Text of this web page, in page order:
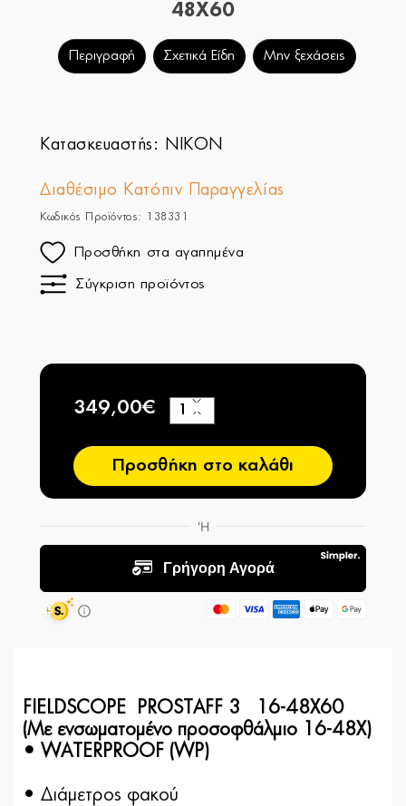
48X60
Περιγραφή Σχετικά Είδη Μην ξεχάσεις
Κατασκευαστής: NIKON
Διαθέσιμο Κατόπιν Παραγγελίας
Κωδικός Προϊόντος: 138331
Προσθήκη στα αγαπημένα
Σύγκριση προϊόντος
349,00€
−
+
Προσθήκη στο καλάθι
FIELDSCOPE PROSTAFF 3 16-48X60
(Με ενσωματομένο προσοφθάλμιο 16-48Χ)
• WATERPROOF (WP)
• Διάμετρος φακού